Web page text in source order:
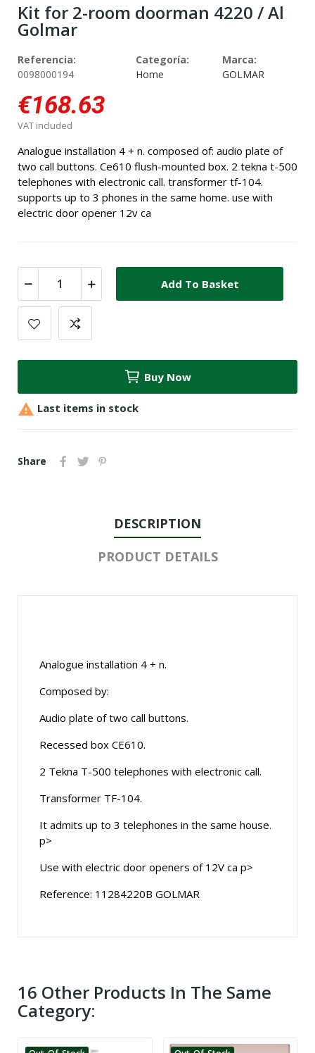
Kit for 2-room doorman 4220 / Al
Golmar
Referencia:
0098000194
Categoría:
Home
Marca:
GOLMAR
€168.63
VAT included
Analogue installation 4 + n. composed of: audio plate of
two call buttons. Ce610 flush-mounted box. 2 tekna t-500
telephones with electronic call. transformer tf-104.
supports up to 3 phones in the same home. use with
electric door opener 12v ca
Add To Basket
Buy Now
 Last items in stock
Share
DESCRIPTION
PRODUCT DETAILS
Analogue installation 4 + n.
Composed by:
Audio plate of two call buttons.
Recessed box CE610.
2 Tekna T-500 telephones with electronic call.
Transformer TF-104.
It admits up to 3 telephones in the same house.
p>
Use with electric door openers of 12V ca p>
Reference: 11284220B GOLMAR
16 Other Products In The Same
Category: